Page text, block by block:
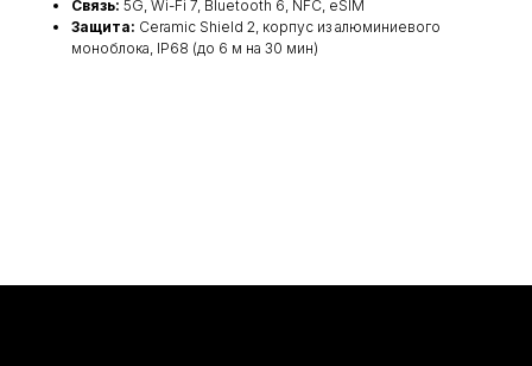
Связь: 5G, Wi-Fi 7, Bluetooth 6, NFC, eSIM
Защита: Ceramic Shield 2, корпус из алюминиевого
моноблока, IP68 (до 6 м на 30 мин)